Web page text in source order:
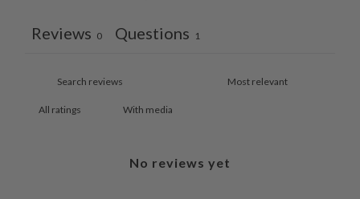
Reviews 0 Questions 1
With media
No reviews yet